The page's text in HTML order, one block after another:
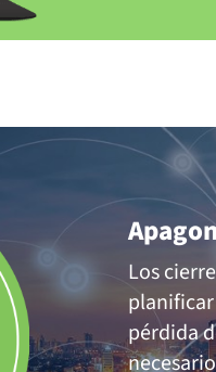
Los
pérdida